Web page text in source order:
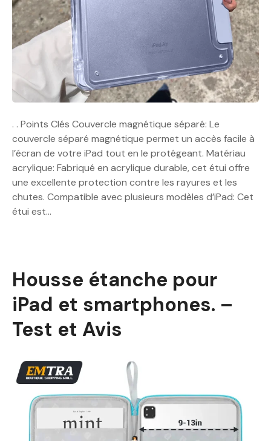
. . Points Clés Couvercle magnétique séparé: Le
couvercle séparé magnétique permet un accès facile à
l’écran de votre iPad tout en le protégeant. Matériau
acrylique: Fabriqué en acrylique durable, cet étui offre
une excellente protection contre les rayures et les
chutes. Compatible avec plusieurs modèles d’iPad: Cet
étui est…
Housse étanche pour
iPad et smartphones. –
Test et Avis